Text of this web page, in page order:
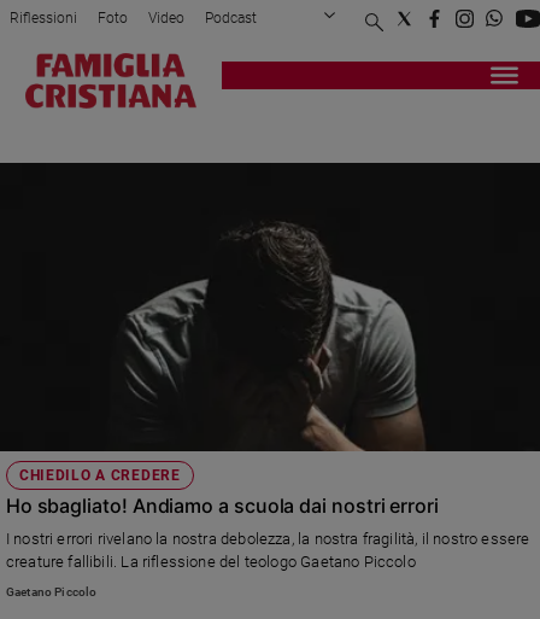
Attualità
Papa
Papa
Chiesa
Riflessioni Foto Video Podcast
Privacy Policy Chi siamo
Registrati Redazione
CHIEDILO A CREDERE
Ho sbagliato! Andiamo a scuola dai nostri errori
I nostri errori rivelano la nostra debolezza, la nostra fragilità, il nostro essere
creature fallibili. La riflessione del teologo Gaetano Piccolo
Gaetano Piccolo